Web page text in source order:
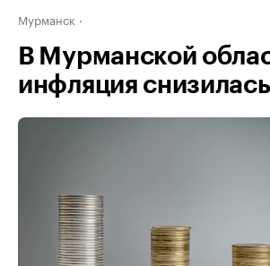
Мурманск
В Мурманской
инфляция